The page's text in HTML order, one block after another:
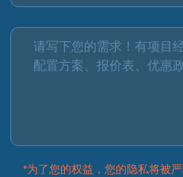
*为了您的权益，您的隐私将被